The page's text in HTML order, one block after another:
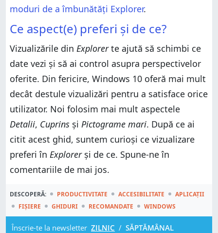
moduri de a îmbunătăți Explorer.
Ce aspect(e) preferi și de ce?
Vizualizările din Explorerte ajută să schimbi ce
date vezi și să ai control asupra perspectivelor
oferite. Din fericire, Windows 10 oferă mai mult
decât destule vizualizări pentru a satisface orice
utilizator. Noi folosim mai mult aspectele
Detalii, Cuprins și Pictograme mari. După ce ai
citit acest ghid, suntem curioși ce vizualizare
preferi în Explorerși de ce. Spune-ne în
comentariile de mai jos.
DESCOPERĂ: PRODUCTIVITATE ACCESIBILITATE
APLICAȚII
FIȘIERE
GHIDURI RECOMANDATE WINDOWS
Înscrie-te la newsletter ZILNIC / SĂPTĂMÂNAL